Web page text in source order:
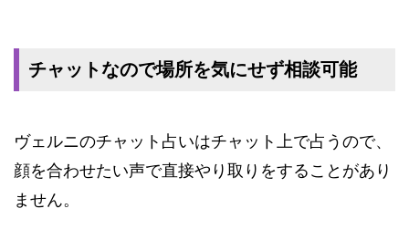
チャットなので場所を気にせず相談可能
ヴェルニのチャット占いはチャット上で占うので、
顔を合わせたい声で直接やり取りをすることがあり
ません。